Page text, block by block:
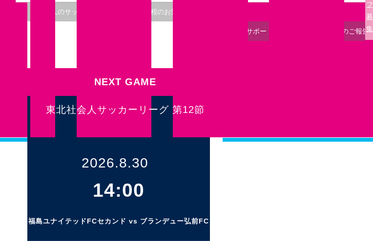
フ
募
集
大人のサッカー交流会 1月開催日程のお知らせ
「2017シーズン サポートスタッフ慰労会」開催のご報告
NEXT GAME
東北社会人サッカーリーグ 第12節
2026.8.30
14:00
福島ユナイテッドFCセカンド vs ブランデュー弘前FC